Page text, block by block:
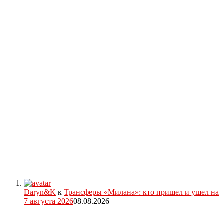
Daryn&K к Трансферы «Милана»: кто пришел и ушел на
7 августа 202608.08.2026